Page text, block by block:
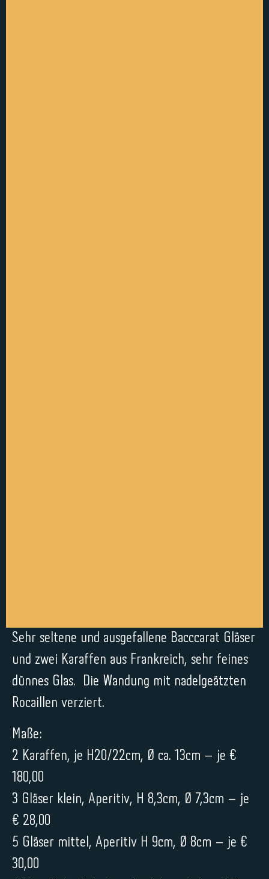
Sehr seltene und ausgefallene Bacccarat Gläser
und zwei Karaffen aus Frankreich, sehr feines
dünnes Glas. Die Wandung mit nadelgeätzten
Rocaillen verziert.
Maße:
2 Karaffen, je H20/22cm, Ø ca. 13cm – je €
180,00
3 Gläser klein, Aperitiv, H 8,3cm, Ø 7,3cm – je
€ 28,00
5 Gläser mittel, Aperitiv H 9cm, Ø 8cm – je €
30,00